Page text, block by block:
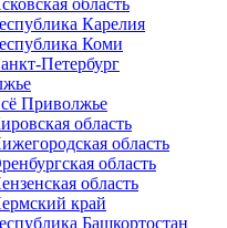
область
Карелия
Коми
Петербург
Приволжье
область
область
область
область
край
Башкортостан